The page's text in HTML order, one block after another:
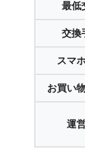
最低
交換
スマ
お買い
運